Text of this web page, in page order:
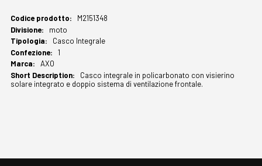
Maggiori
Informazioni
M2151348
moto
Casco Integrale
1
AXO
Casco integrale in policarbonato con visierino
solare integrato e doppio sistema di ventilazione frontale.